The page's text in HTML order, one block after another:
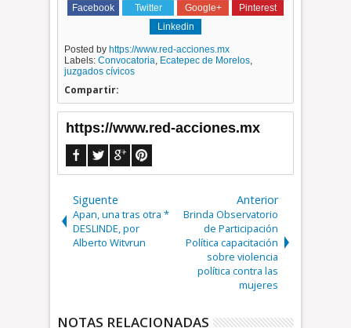
Facebook Twitter Google+
Pinterest
Linkedin
Posted by https://www.red-acciones.mx
Labels:Convocatoria, Ecatepec de Morelos,
juzgados cívicos
Compartir:
https://www.red-acciones.mx
Siguente
Apan, una tras otra *
DESLINDE, por
Alberto Witvrun
Anterior
Brinda Observatorio
de Participación
Política capacitación
sobre violencia
política contra las
mujeres
NOTAS RELACIONADAS